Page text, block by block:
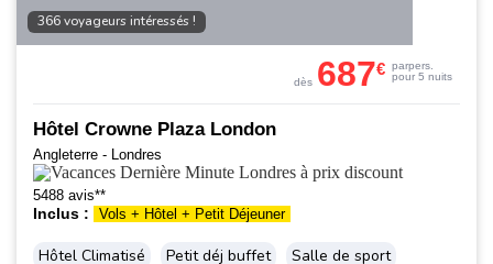
366 voyageurs intéressés !
Hôtel Crowne Plaza London
Angleterre - Londres
5488 avis**
Inclus : Vols + Hôtel + Petit Déjeuner
Hôtel Climatisé Petit déj buffet
Salle de sport
dès 687€ parpers.
pour 5 nuits